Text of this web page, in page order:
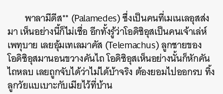
พาลามีดีส** (Palamedes) ซึ่งเป็นคนที่เมเนเลอุสส่ง
มา เห็นอย่างนี้ก็ไม่เชื่อ อีกทั้งรู้ว่าโอดิซิอุสเป็นคนเจ้าเล่ห์
เพทุบาย เลยอุ้มเทเลมาคัส (Telemachus) ลูกชายของ
โอดิซิอุสมานอนขวางคันไถ โอดิซิอุสเห็นอย่างนั้นก็หักคัน
ไถหลบ เลยถูกจับได้ว่าไม่ได้บ้าจริง ต้องยอมไปออกรบ ทิ้ง
ลูกวัยแบเบาะกับเมียไว้ที่บ้าน